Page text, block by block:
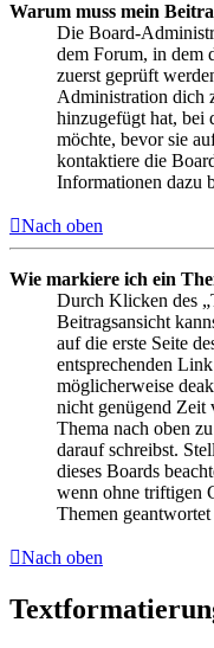
Warum muss mein
Die Board-
dem Forum, in dem
zuerst geprüft
Administration dich
hinzugefügt hat, bei
möchte, bevor sie
kontaktiere die
Informationen dazu
Nach oben
Wie markiere ich ein
Durch Klicken des
Beitragsansicht
auf die erste Seite
entsprechenden
möglicherweise
nicht genügend Zeit
Thema nach oben
darauf schreibst.
dieses Boards
wenn ohne triftigen
Themen
Nach oben